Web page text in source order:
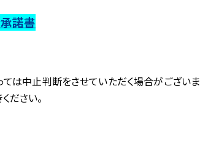
諾書
ては中止判断をさせていただく場合がござ
ださい。